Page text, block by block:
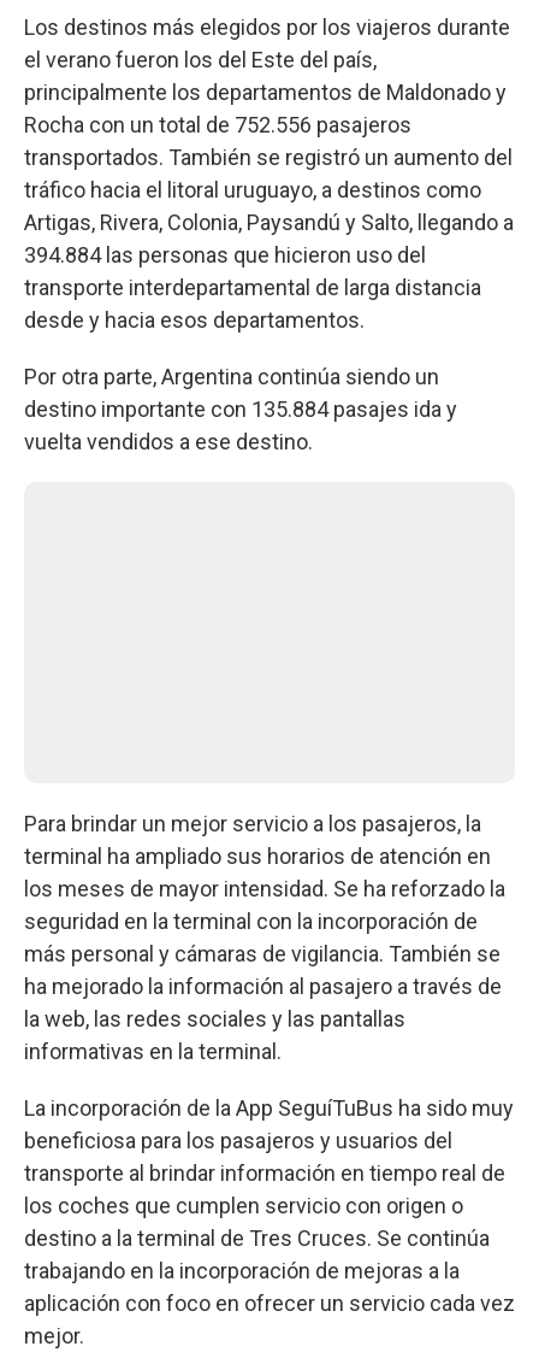
Los destinos más elegidos por los viajeros durante
el verano fueron los del Este del país,
principalmente los departamentos de Maldonado y
Rocha con un total de 752.556 pasajeros
transportados. También se registró un aumento del
tráfico hacia el litoral uruguayo, a destinos como
Artigas, Rivera, Colonia, Paysandú y Salto, llegando a
394.884 las personas que hicieron uso del
transporte interdepartamental de larga distancia
desde y hacia esos departamentos.
Por otra parte, Argentina continúa siendo un
destino importante con 135.884 pasajes ida y
vuelta vendidos a ese destino.
Para brindar un mejor servicio a los pasajeros, la
terminal ha ampliado sus horarios de atención en
los meses de mayor intensidad. Se ha reforzado la
seguridad en la terminal con la incorporación de
más personal y cámaras de vigilancia. También se
ha mejorado la información al pasajero a través de
la web, las redes sociales y las pantallas
informativas en la terminal.
La incorporación de la App SeguíTuBus ha sido muy
beneficiosa para los pasajeros y usuarios del
transporte al brindar información en tiempo real de
los coches que cumplen servicio con origen o
destino a la terminal de Tres Cruces. Se continúa
trabajando en la incorporación de mejoras a la
aplicación con foco en ofrecer un servicio cada vez
mejor.